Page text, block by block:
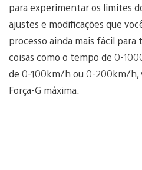
para experimentar os limites
ajustes e modificações que
processo ainda mais fácil para
coisas como o tempo de 0-
de 0-100km/h ou 0-200km/h,
Força-G máxima.